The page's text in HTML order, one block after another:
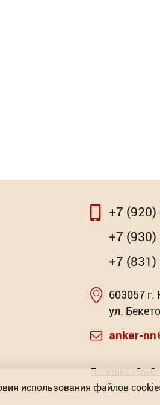
+7
+7
+7
603057
ул.
anker-
Политика
использования файлов